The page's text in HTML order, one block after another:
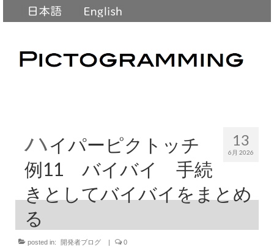
13
6月 2026
ハイパーピクトッチ
例11 バイバイ 手続
きとしてバイバイをまとめ
る
posted in: 開発者ブログ 0